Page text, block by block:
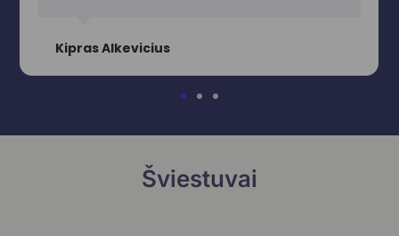
Kipras Alkevicius
Šviestuvai